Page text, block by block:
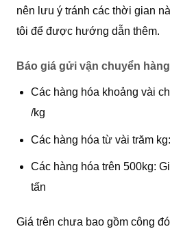
nên lưu ý tránh các thời gian
tôi để được hướng dẫn thêm.
Báo giá gửi vận chuyển
Các hàng hóa khoảng vài
/kg
Các hàng hóa từ vài trăm
Các hàng hóa trên 500kg:
tấn
Giá trên chưa bao gồm công